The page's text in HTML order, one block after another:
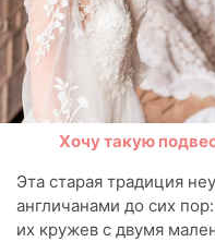
Хочу такую
Эта старая традиция
англичанами до сих
их кружев с двумя